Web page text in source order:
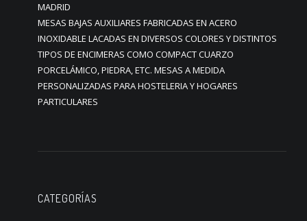
MADRID
MESAS BAJAS AUXILIARES FABRICADAS EN ACERO
INOXIDABLE LACADAS EN DIVERSOS COLORES Y DISTINTOS
TIPOS DE ENCIMERAS COMO COMPACT CUARZO
PORCELÁMICO, PIEDRA, ETC. MESAS A MEDIDA
PERSONALIZADAS PARA HOSTELERIA Y HOGARES
PARTICULARES
CATEGORÍAS